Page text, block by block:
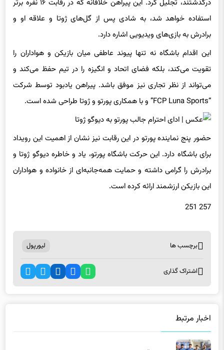
درگذشتند، تجلیل کرد. این پیراهن خلاقانه که در رقابت ۱۶ نفره برتر
استفاده خواهد شد، به شادی پس از گل‌های ژوتا و علاقه او و
برادرش به بازی‌های ویدیویی اشاره دارد.
این اقدام باشگاه نه تنها پیوند عاطفی میان بازیکن و هواداران را
تقویت می‌کند، بلکه فضای اتحاد و انگیزه را در تیم حفظ می‌کند و
می‌تواند از نظر تجاری نیز موفق باشد. پیراهن یادبود توسط شرکت
“FCP Luna Sports” و با همکاری پورتو و ژوتا طراحی شده است.
حضور پنج نماینده پورتو در این رقابت نیز نشان از اهمیت این رویداد
برای باشگاه دارد. این حرکت باشگاه پورتو، یاد و خاطره دیوگو ژوتا و
برادرش را گرامی داشته و حمایت همه‌جانبه‌ای از خانواده و هواداران
این بازیکن ارزشمند ارائه کرده است.
257 251
برچسب ها لیورپول
اشتراک گذاری
اخبار مرتبط